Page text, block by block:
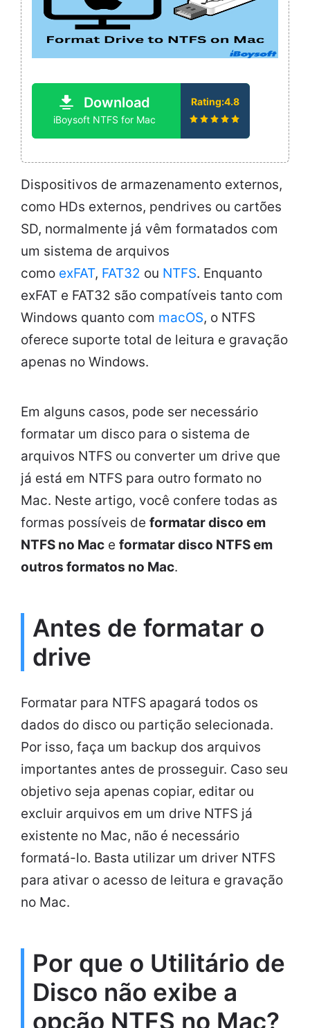
Download
iBoysoft NTFS for Mac
Rating:4.8
Dispositivos de armazenamento externos,
como HDs externos, pendrives ou cartões
SD, normalmente já vêm formatados com
um sistema de arquivos
como exFAT, FAT32 ou NTFS. Enquanto
exFAT e FAT32 são compatíveis tanto com
Windows quanto com macOS, o NTFS
oferece suporte total de leitura e gravação
apenas no Windows.
Em alguns casos, pode ser necessário
formatar um disco para o sistema de
arquivos NTFS ou converter um drive que
já está em NTFS para outro formato no
Mac. Neste artigo, você confere todas as
formas possíveis de formatar disco em
NTFS no Mac e formatar disco NTFS em
outros formatos no Mac.
Antes de formatar o
drive
Formatar para NTFS apagará todos os
dados do disco ou partição selecionada.
Por isso, faça um backup dos arquivos
importantes antes de prosseguir. Caso seu
objetivo seja apenas copiar, editar ou
excluir arquivos em um drive NTFS já
existente no Mac, não é necessário
formatá-lo. Basta utilizar um driver NTFS
para ativar o acesso de leitura e gravação
no Mac.
Por que o Utilitário de
Disco não exibe a
opção NTFS no Mac?